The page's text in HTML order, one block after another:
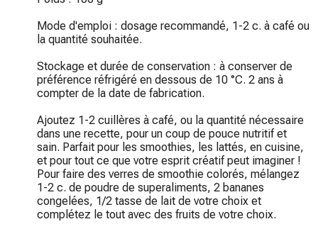
Mode d'emploi : dosage recommandé, 1-2 c. à café ou
la quantité souhaitée.
Stockage et durée de conservation : à conserver de
préférence réfrigéré en dessous de 10 °C. 2 ans à
compter de la date de fabrication.
Ajoutez 1-2 cuillères à café, ou la quantité nécessaire
dans une recette, pour un coup de pouce nutritif et
sain. Parfait pour les smoothies, les lattés, en cuisine,
et pour tout ce que votre esprit créatif peut imaginer !
Pour faire des verres de smoothie colorés, mélangez
1-2 c. de poudre de superaliments, 2 bananes
congelées, 1/2 tasse de lait de votre choix et
complétez le tout avec des fruits de votre choix.